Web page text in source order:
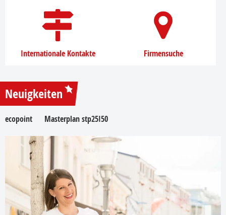
Internationale Kontakte Firmensuche
Neuigkeiten
ecopoint Masterplan stp25I50